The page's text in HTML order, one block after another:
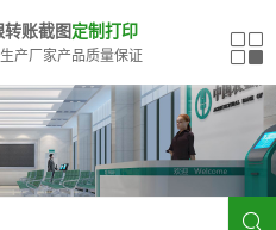
转账截图定制打印
产厂家产品质量保证